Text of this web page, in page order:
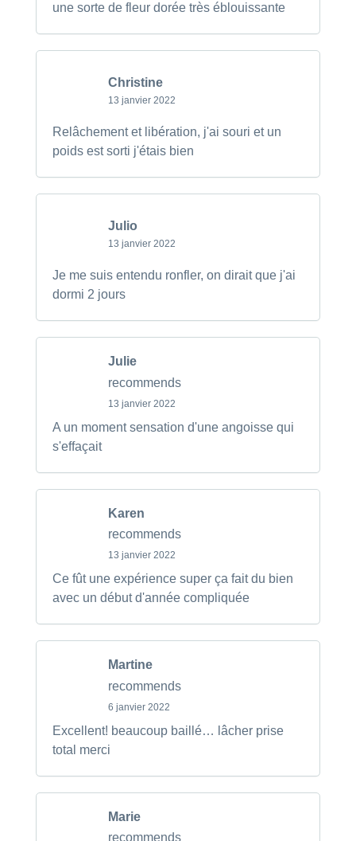
une sorte de fleur dorée très éblouissante
Christine
13 janvier 2022
Relâchement et libération, j'ai souri et un
poids est sorti j'étais bien
Julio
13 janvier 2022
Je me suis entendu ronfler, on dirait que j'ai
dormi 2 jours
Julie
recommends
13 janvier 2022
A un moment sensation d'une angoisse qui
s'effaçait
Karen
recommends
13 janvier 2022
Ce fût une expérience super ça fait du bien
avec un début d'année compliquée
Martine
recommends
6 janvier 2022
Excellent! beaucoup baillé… lâcher prise
total merci
Marie
recommends